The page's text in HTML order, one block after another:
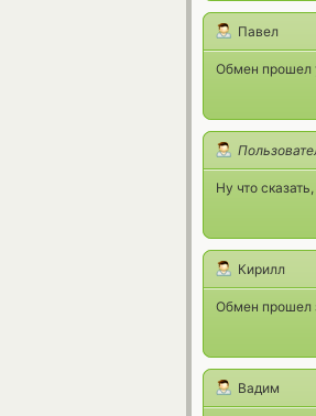
Павел
Обмен прошел
Ну что
Кирилл
Обмен прошел
Вадим